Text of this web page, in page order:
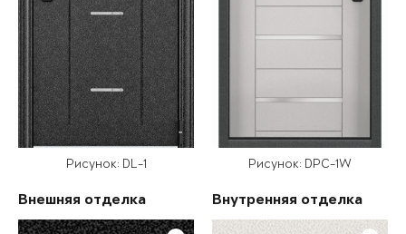
Рисунок: DL-1
Внешняя отделка
Рисунок: DPC-1W
Внутренняя отделка